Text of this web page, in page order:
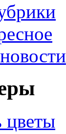
цветы